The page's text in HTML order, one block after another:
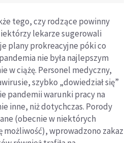
tego, czy rodzące powinny
lekarze sugerowali
plany prokreacyjne póki co
nie była najlepszym
w ciążę. Personel medyczny,
szybko „dowiedział się”
pandemii warunki pracy na
inne, niż dotychczas. Porody
(obecnie w niektórych
wprowadzono zakaz